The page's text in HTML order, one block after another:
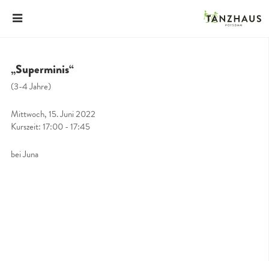
„Superminis“
(3-4 Jahre)
Mittwoch, 15. Juni 2022
Kurszeit: 17:00 - 17:45
bei Juna